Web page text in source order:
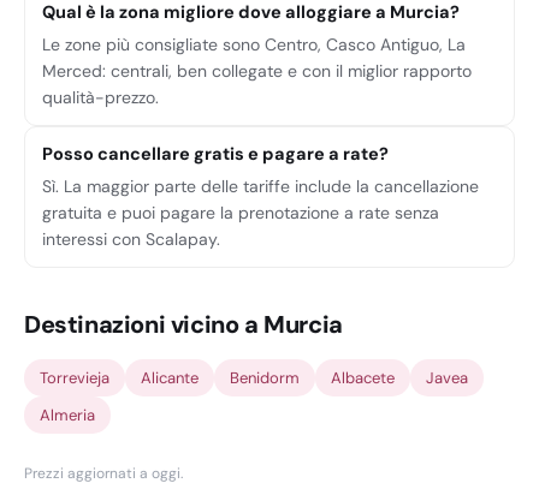
Qual è la zona migliore dove alloggiare a Murcia?
Le zone più consigliate sono Centro, Casco Antiguo, La
Merced: centrali, ben collegate e con il miglior rapporto
qualità-prezzo.
Posso cancellare gratis e pagare a rate?
Sì. La maggior parte delle tariffe include la cancellazione
gratuita e puoi pagare la prenotazione a rate senza
interessi con Scalapay.
Destinazioni vicino a Murcia
Torrevieja Alicante Benidorm Albacete
Javea
Almeria
Prezzi aggiornati a oggi.